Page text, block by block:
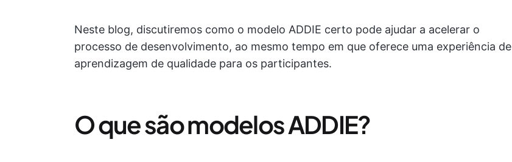
Neste blog, discutiremos como o modelo ADDIE certo pode ajudar a acelerar o
processo de desenvolvimento, ao mesmo tempo em que oferece uma experiência de
aprendizagem de qualidade para os participantes.
O que são modelos ADDIE?